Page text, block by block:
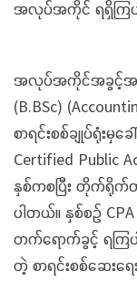
အလုပ်အကိုင် ရရှိကြ
အလုပ်အကိုင်အခွင့်အလ
(B.BSc)
စာရင်းစစ်ချုပ်ရုံး
Certified Public
နှစ်ကစပြီး တိုက်ရိုက်
ပါတယ်။ နှစ်စဉ်
တက်ရောက်ခွင့် ရကြပ
တဲ့ စာရင်းစစ်ဆေး